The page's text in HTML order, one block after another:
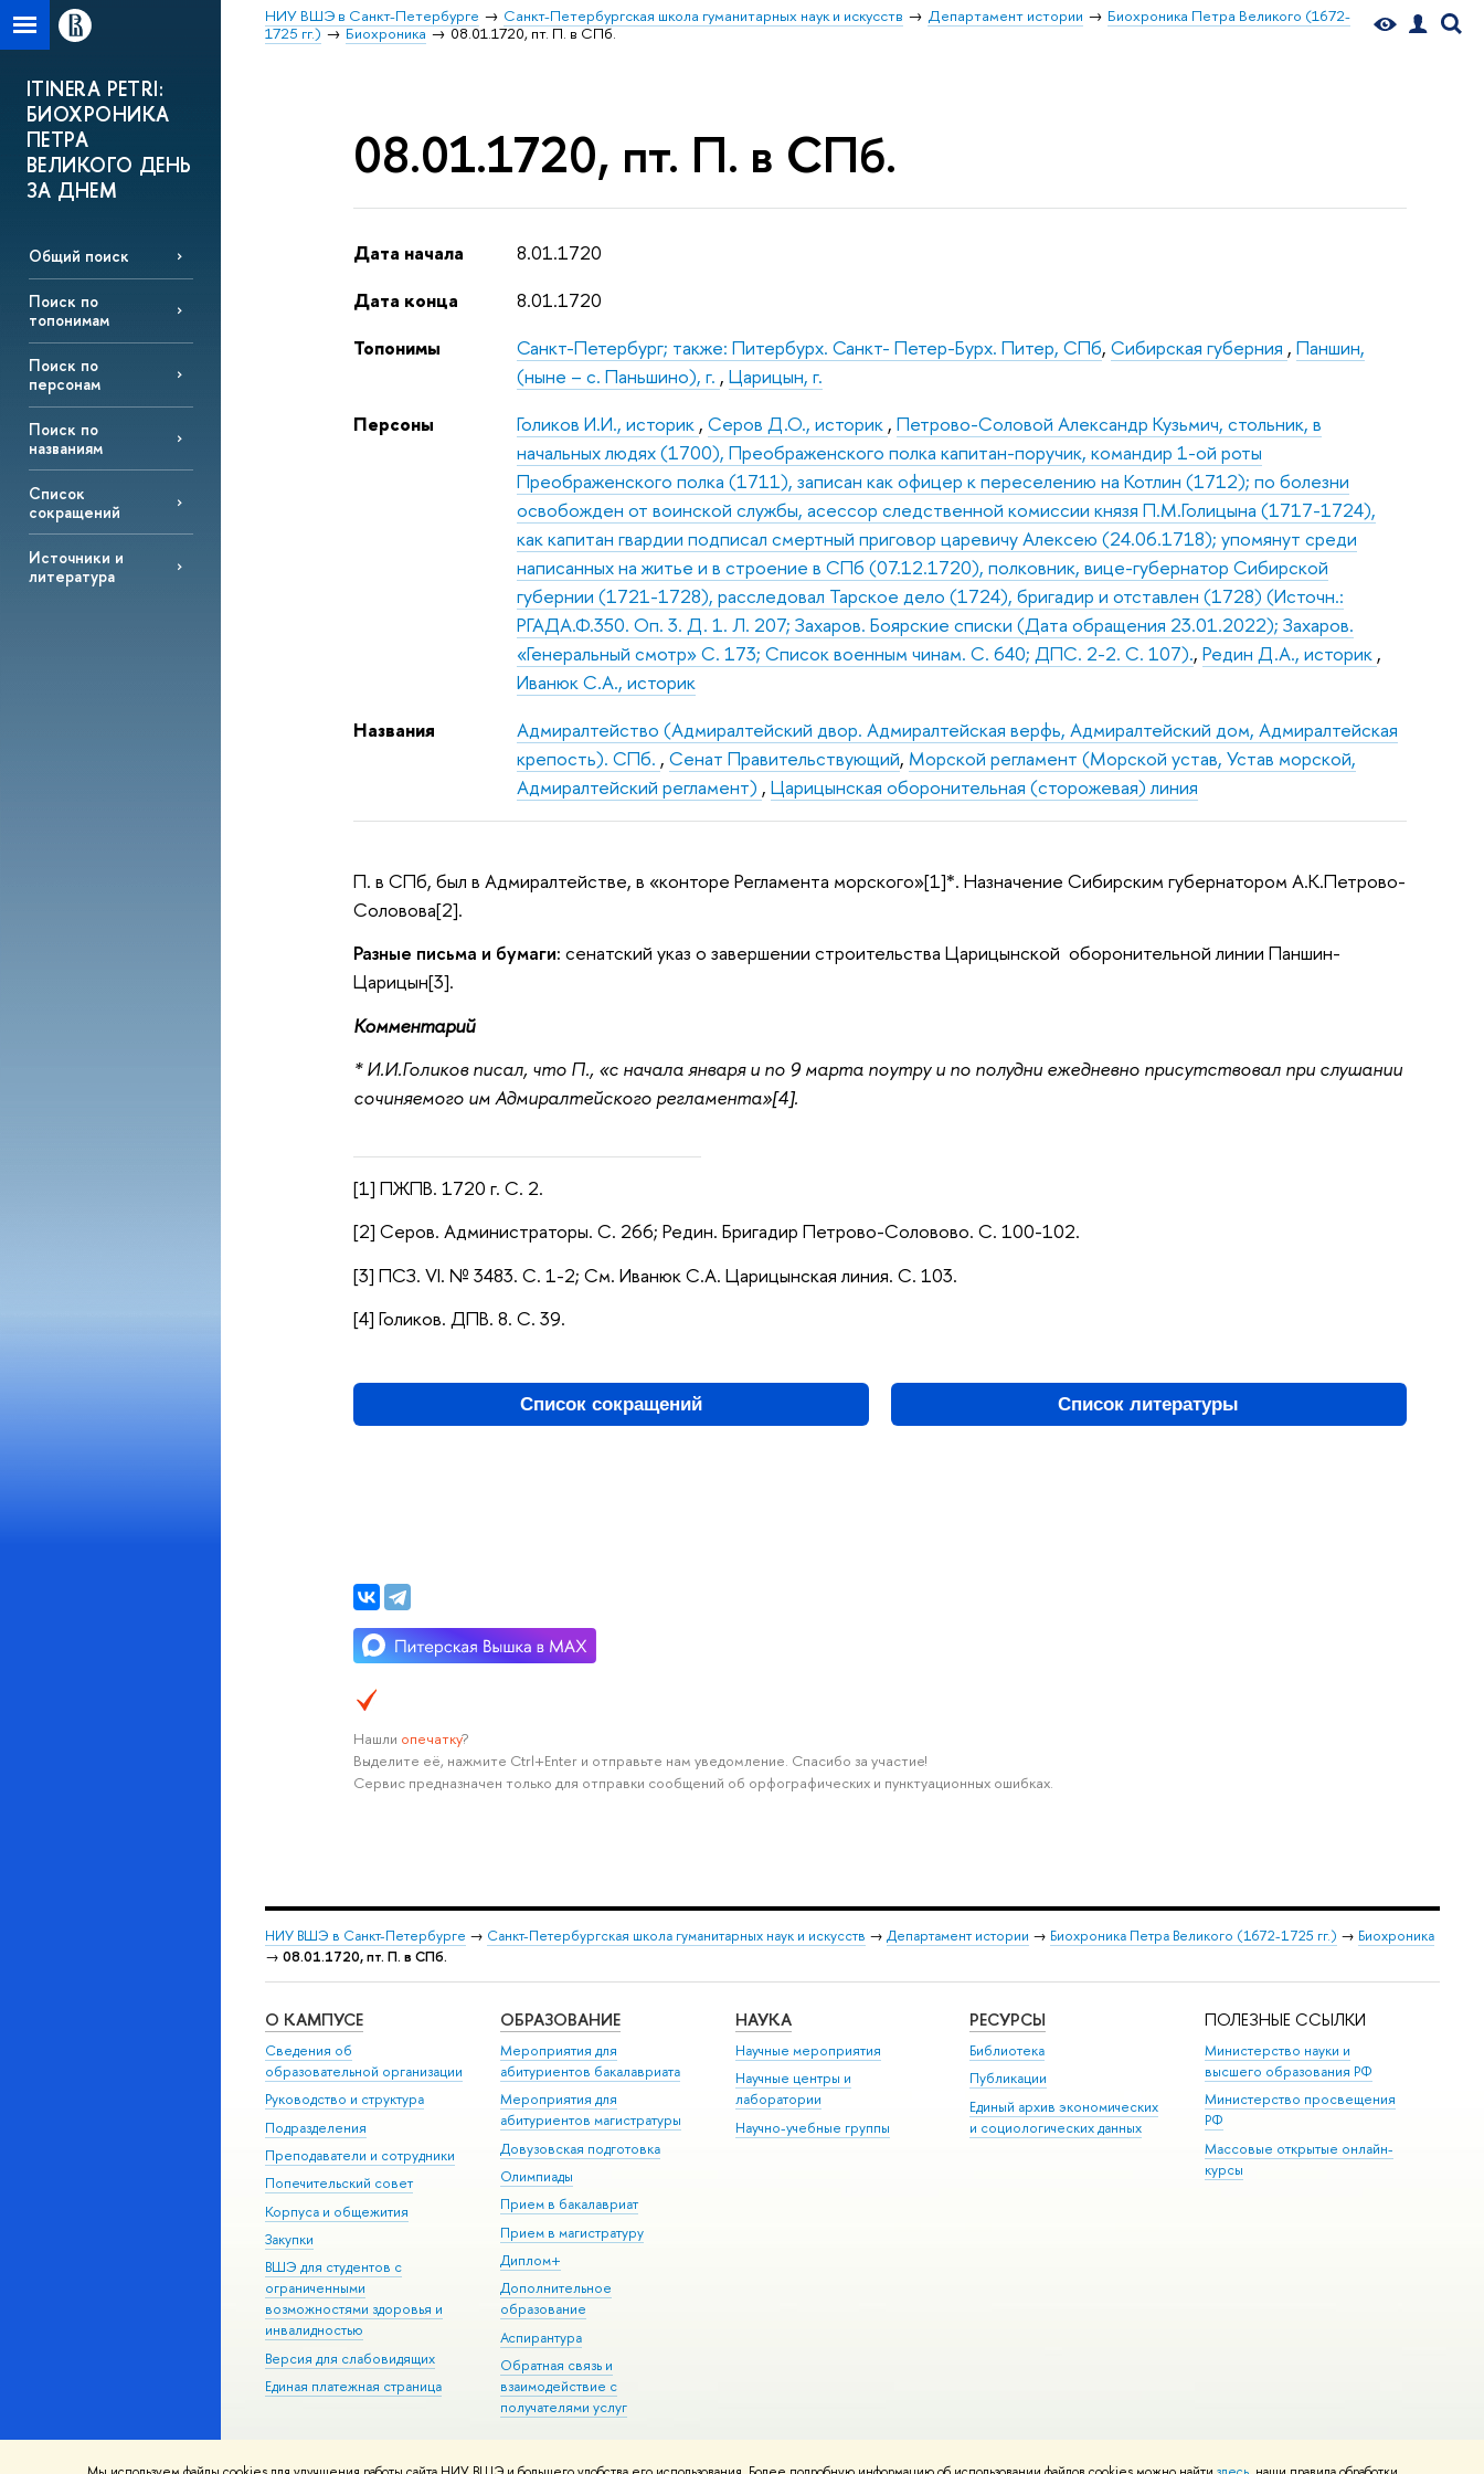
НИУ ВШЭ в Санкт-Петербурге Санкт-Петербургская школа гуманитарных наук и искусств Департамент истории
Биохроника Петра Великого (1672-
1725 гг.)
Биохроника 08.01.1720, пт. П. в СПб.
ITINERA PETRI:
БИОХРОНИКА
ПЕТРА
ВЕЛИКОГО ДЕНЬ
ЗА ДНЕМ
Общий поиск
Поиск по
топонимам
Поиск по
персонам
Поиск по
названиям
Список
сокращений
Источники и
литература
08.01.1720, пт. П. в СПб.
Дата начала
8.01.1720
Дата конца
8.01.1720
Топонимы
Санкт-Петербург; также: Питербурх. Санкт- Петер-Бурх. Питер, СПб,Сибирская губерния ,Паншин,
(ныне – с. Паньшино), г. ,Царицын, г.
Персоны
Голиков И.И., историк ,Серов Д.О., историк ,Петрово-Соловой Александр Кузьмич, стольник, в
начальных людях (1700), Преображенского полка капитан-поручик, командир 1-ой роты
Преображенского полка (1711), записан как офицер к переселению на Котлин (1712); по болезни
освобожден от воинской службы, асессор следственной комиссии князя П.М.Голицына (1717-1724),
как капитан гвардии подписал смертный приговор царевичу Алексею (24.06.1718); упомянут среди
написанных на житье и в строение в СПб (07.12.1720), полковник, вице-губернатор Сибирской
губернии (1721-1728), расследовал Тарское дело (1724), бригадир и отставлен (1728) (Источн.:
РГАДА.Ф.350. Оп. 3. Д. 1. Л. 207; Захаров. Боярские списки (Дата обращения 23.01.2022); Захаров.
«Генеральный смотр» С. 173; Список военным чинам. С. 640; ДПС. 2-2. С. 107).,Редин Д.А., историк ,
Иванюк С.А., историк
Названия
Адмиралтейство (Адмиралтейский двор. Адмиралтейская верфь, Адмиралтейский дом, Адмиралтейская
крепость). СПб. ,Сенат Правительствующий, Морской регламент (Морской устав, Устав морской,
Адмиралтейский регламент) ,Царицынская оборонительная (сторожевая) линия
П. в СПб, был в Адмиралтействе, в «конторе Регламента морского»[1]*. Назначение Сибирским губернатором А.К.Петрово-
Соловова[2].
Разные письма и бумаги: сенатский указ о завершении строительства Царицынской оборонительной линии Паншин-
Царицын[3].
Комментарий
* И.И.Голиков писал, что П., «с начала января и по 9 марта поутру и по полудни ежедневно присутствовал при слушании
сочиняемого им Адмиралтейского регламента»[4].
[1] ПЖПВ. 1720 г. С. 2.
[2] Серов. Администраторы. С. 266; Редин. Бригадир Петрово-Соловово. С. 100-102.
[3] ПСЗ. VI. № 3483. С. 1-2; См. Иванюк С.А. Царицынская линия. С. 103.
[4] Голиков. ДПВ. 8. С. 39.
Список сокращений Список литературы
Нашли опечатку?
Выделите её, нажмите Ctrl+Enter и отправьте нам уведомление. Спасибо за участие!
Сервис предназначен только для отправки сообщений об орфографических и пунктуационных ошибках.
НИУ ВШЭ в Санкт-Петербурге → Санкт-Петербургская школа гуманитарных наук и искусств → Департамент истории → Биохроника Петра Великого (1672-1725 гг.) → Биохроника
→ 08.01.1720, пт. П. в СПб.
О КАМПУСЕ
Сведения об
образовательной организации
Руководство и структура
Подразделения
Преподаватели и сотрудники
Попечительский совет
Корпуса и общежития
Закупки
ВШЭ для студентов с
ограниченными
возможностями здоровья и
инвалидностью
Версия для слабовидящих
Единая платежная страница
ОБРАЗОВАНИЕ
Мероприятия для
абитуриентов бакалавриата
Мероприятия для
абитуриентов магистратуры
Довузовская подготовка
Олимпиады
Прием в бакалавриат
Прием в магистратуру
Диплом+
Дополнительное
образование
Аспирантура
Обратная связь и
взаимодействие с
получателями услуг
НАУКА
Научные мероприятия
Научные центры и
лаборатории
Научно-учебные группы
РЕСУРСЫ
Библиотека
Публикации
Единый архив экономических
и социологических данных
ПОЛЕЗНЫЕ ССЫЛКИ
Министерство науки и
высшего образования РФ
Министерство просвещения
РФ
Массовые открытые онлайн-
курсы